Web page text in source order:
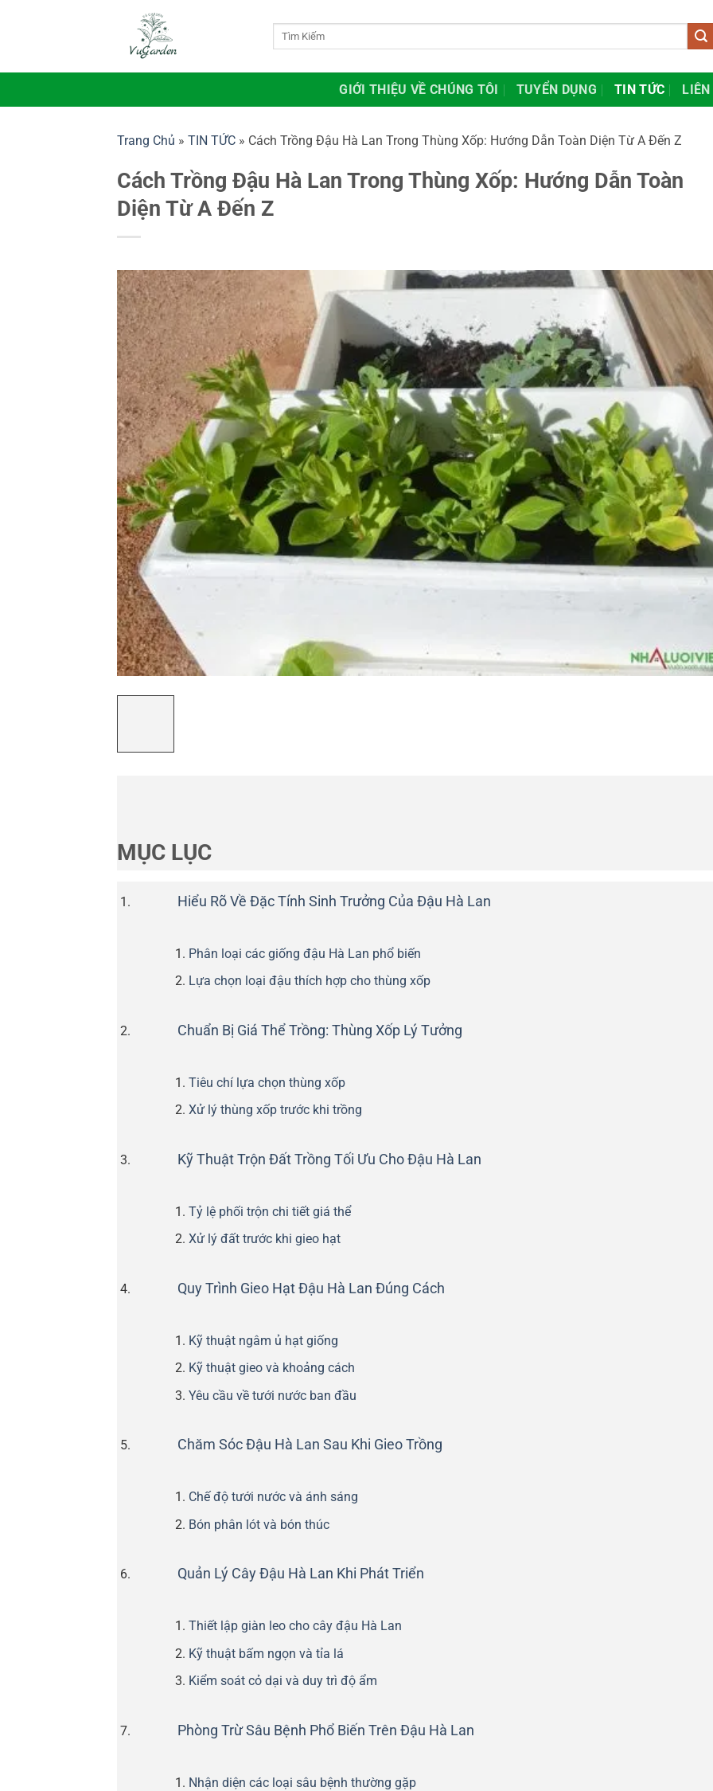
dung
GIỚI THIỆU VỀ CHÚNG TÔI TUYỂN DỤNG TIN TỨC LIÊN
Trang Chủ » TIN TỨC » Cách Trồng Đậu Hà Lan Trong Thùng Xốp: Hướng Dẫn Toàn Diện Từ A Đến Z
Cách Trồng Đậu Hà Lan Trong Thùng Xốp: Hướng Dẫn Toàn
Diện Từ A Đến Z
MỤC LỤC
Hiểu Rõ Về Đặc Tính Sinh Trưởng Của Đậu Hà Lan
Phân loại các giống đậu Hà Lan phổ biến
Lựa chọn loại đậu thích hợp cho thùng xốp
Chuẩn Bị Giá Thể Trồng: Thùng Xốp Lý Tưởng
Tiêu chí lựa chọn thùng xốp
Xử lý thùng xốp trước khi trồng
Kỹ Thuật Trộn Đất Trồng Tối Ưu Cho Đậu Hà Lan
Tỷ lệ phối trộn chi tiết giá thể
Xử lý đất trước khi gieo hạt
Quy Trình Gieo Hạt Đậu Hà Lan Đúng Cách
Kỹ thuật ngâm ủ hạt giống
Kỹ thuật gieo và khoảng cách
Yêu cầu về tưới nước ban đầu
Chăm Sóc Đậu Hà Lan Sau Khi Gieo Trồng
Chế độ tưới nước và ánh sáng
Bón phân lót và bón thúc
Quản Lý Cây Đậu Hà Lan Khi Phát Triển
Thiết lập giàn leo cho cây đậu Hà Lan
Kỹ thuật bấm ngọn và tỉa lá
Kiểm soát cỏ dại và duy trì độ ẩm
Phòng Trừ Sâu Bệnh Phổ Biến Trên Đậu Hà Lan
Nhận diện các loại sâu bệnh thường gặp